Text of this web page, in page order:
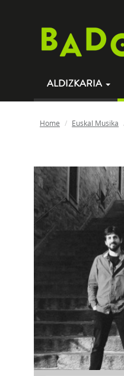
ALDIZKARIA
Home Euskal Musika